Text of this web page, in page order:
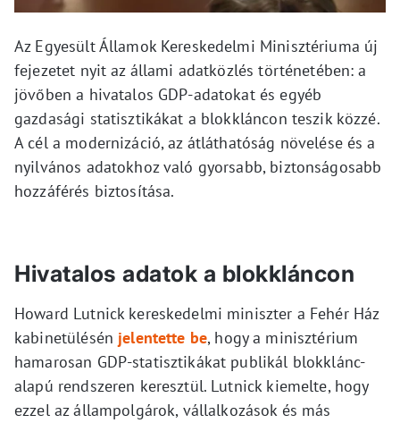
Az Egyesült Államok Kereskedelmi Minisztériuma új
fejezetet nyit az állami adatközlés történetében: a
jövőben a hivatalos GDP-adatokat és egyéb
gazdasági statisztikákat a blokkláncon teszik közzé.
A cél a modernizáció, az átláthatóság növelése és a
nyilvános adatokhoz való gyorsabb, biztonságosabb
hozzáférés biztosítása.
Hivatalos adatok a blokkláncon
Howard Lutnick kereskedelmi miniszter a Fehér Ház
kabinetülésén jelentette be, hogy a minisztérium
hamarosan GDP-statisztikákat publikál blokklánc-
alapú rendszeren keresztül. Lutnick kiemelte, hogy
ezzel az állampolgárok, vállalkozások és más